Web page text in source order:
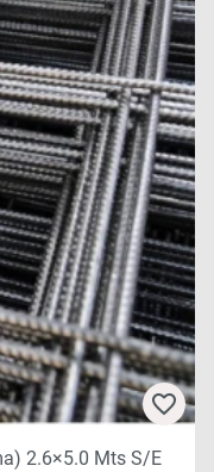
2.6×5.0 Mts S/e